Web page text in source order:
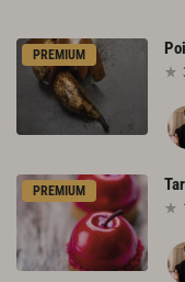
PREMIUM
PREMIUM